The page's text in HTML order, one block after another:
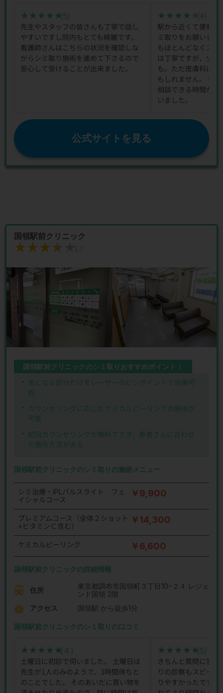
★★★★★
★★★★★(5)
先生やスタッフの皆さんも丁寧で話し
やすいですし院内もとても綺麗です。
看護師さんはこちらの状況を確認しな
がらシミ取り施術を進めて下さるので
安心して受けることが出来ました。
★★★★★
★★★★★(4)
駅から近くて便利で
ミ取りをお願いし
もほとんどなくスム
は丁寧ですが、少
も。ただ皮膚科は
もしれません。 も
相談できる時間が
いました。
公式サイトを見る
国領駅前クリニック
★★★★★
★★★★★3.7
国領駅前クリニックのシミ取りおすすめポイント！
気になる部分だけをレーザーのピンポイントで治療可
能
カウンセリングに応じたケミカルピーリングの施術が
可能
初回カウンセリングが無料ででき、患者さんに合わせ
た施術方法がある
国領駅前クリニックのシミ取りの施術メニュー
シミ治療・IPLパルスライト フェ
イシャルコース
￥9,900
プレミアムコース（全体２ショット
+ビタミンＣ含む）
￥14,300
ケミカルピーリング ￥6,600
国領駅前クリニックの詳細情報
住所
東京都調布市国領町３丁目10−２４ レジェ
ンド国領 2階
アクセス
国領駅 から徒歩1分
国領駅前クリニックのシミ取りの口コミ
★★★★★
★★★★★(４)
土曜日に初診で伺いました。 土曜日は
先生が1人のみのようで、3時間待ちと
のことでした。 そのあいだに買い物を
★★★★★
★★★★★(5)
きちんと質問に答
りの診察もスピー
りやすかったです